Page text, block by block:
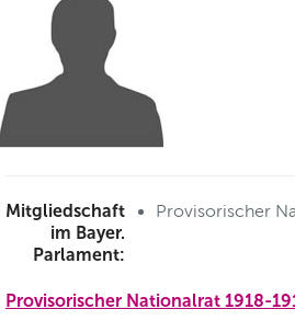
Mitgliedschaft
im Bayer.
Parlament:
Provisorischer
Provisorischer Nationalrat 1918-